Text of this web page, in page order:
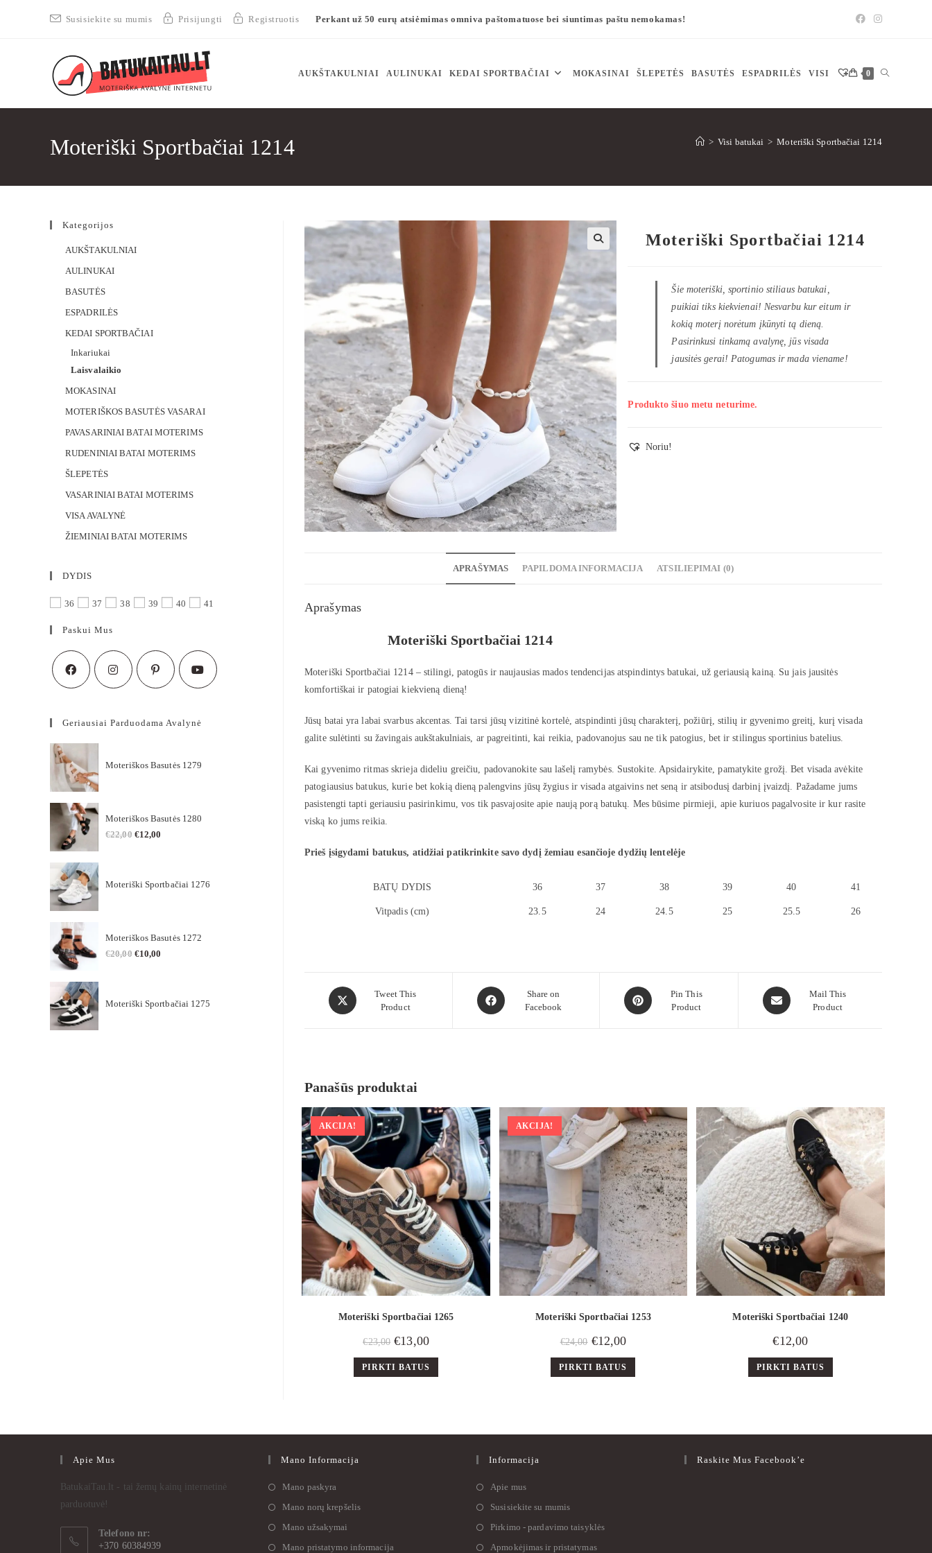
Susisiekite su mumis Prisijungti Registruotis Perkant už 50 eurų atsiėmimas omniva paštomatuose bei siuntimas paštu nemokamas!
AUKŠTAKULNIAI AULINUKAI KEDAI SPORTBAČIAI MOKASINAI ŠLEPETĖS BASUTĖS ESPADRILĖS VISI 0
Moteriški Sportbačiai 1214 > Visi batukai > Moteriški Sportbačiai 1214
🔍
Moteriški Sportbačiai 1214
Šie moteriški, sportinio stiliaus batukai,
puikiai tiks kiekvienai! Nesvarbu kur eitum ir
kokią moterį norėtum įkūnyti tą dieną.
Pasirinkusi tinkamą avalynę, jūs visada
jausitės gerai! Patogumas ir mada viename!
Produkto šiuo metu neturime.
Noriu!
APRAŠYMAS PAPILDOMA INFORMACIJA ATSILIEPIMAI (0)
Aprašymas
Moteriški Sportbačiai 1214
Moteriški Sportbačiai 1214 – stilingi, patogūs ir naujausias mados tendencijas atspindintys batukai, už geriausią kainą. Su jais jausitės
komfortiškai ir patogiai kiekvieną dieną!
Jūsų batai yra labai svarbus akcentas. Tai tarsi jūsų vizitinė kortelė, atspindinti jūsų charakterį, požiūrį, stilių ir gyvenimo greitį, kurį visada
galite sulėtinti su žavingais aukštakulniais, ar pagreitinti, kai reikia, padovanojus sau ne tik patogius, bet ir stilingus sportinius batelius.
Kai gyvenimo ritmas skrieja dideliu greičiu, padovanokite sau lašelį ramybės. Sustokite. Apsidairykite, pamatykite grožį. Bet visada avėkite
patogiausius batukus, kurie bet kokią dieną palengvins jūsų žygius ir visada atgaivins net seną ir atsibodusį darbinį įvaizdį. Pažadame jums
pasistengti tapti geriausiu pasirinkimu, vos tik pasvajosite apie naują porą batukų. Mes būsime pirmieji, apie kuriuos pagalvosite ir kur rasite
viską ko jums reikia.
Prieš įsigydami batukus, atidžiai patikrinkite savo dydį žemiau esančioje dydžių lentelėje
BATŲ DYDIS 36 37 38 39 40 41
Vitpadis (cm) 23.5 24 24.5 25 25.5 26
Tweet This
Product
Share on
Facebook
Pin This
Product
Mail This
Product
Panašūs produktai
AKCIJA!
Moteriški Sportbačiai 1265
€23,00 €13,00
PIRKTI BATUS
AKCIJA!
Moteriški Sportbačiai 1253
€24,00 €12,00
PIRKTI BATUS
Moteriški Sportbačiai 1240
€12,00
PIRKTI BATUS
Kategorijos
AUKŠTAKULNIAI
AULINUKAI
BASUTĖS
ESPADRILĖS
KEDAI SPORTBAČIAI
Inkariukai
Laisvalaikio
MOKASINAI
MOTERIŠKOS BASUTĖS VASARAI
PAVASARINIAI BATAI MOTERIMS
RUDENINIAI BATAI MOTERIMS
ŠLEPETĖS
VASARINIAI BATAI MOTERIMS
VISA AVALYNĖ
ŽIEMINIAI BATAI MOTERIMS
DYDIS
36 37 38 39 40 41
Paskui Mus
Geriausiai Parduodama Avalynė
Moteriškos Basutės 1279
Moteriškos Basutės 1280
€22,00 €12,00
Moteriški Sportbačiai 1276
Moteriškos Basutės 1272
€20,00 €10,00
Moteriški Sportbačiai 1275
Apie Mus
BatukaiTau.lt - tai žemų kainų internetinė
parduotuvė!
Telefono nr:
+370 60384939
Mano Informacija
Mano paskyra
Mano norų krepšelis
Mano užsakymai
Mano pristatymo informacija
Informacija
Apie mus
Susisiekite su mumis
Pirkimo - pardavimo taisyklės
Apmokėjimas ir pristatymas
Raskite Mus Facebook’e